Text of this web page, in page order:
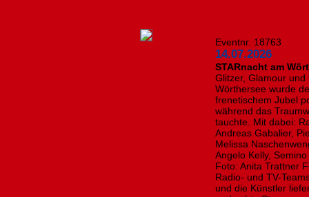
Eventnr. 18763
14.07.2026
STARnacht am
Glitzer, Glamour
Wörthersee wurde
frenetischem Jubel
während das
tauchte. Mit dabei:
Andreas Gabalier,
Melissa
Angelo Kelly,
Foto: Anita Trattner
Radio- und TV-
und die Künstler